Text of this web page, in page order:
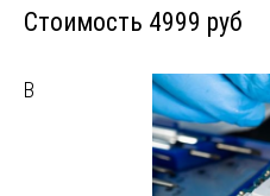
Стоимость 4999 руб
В